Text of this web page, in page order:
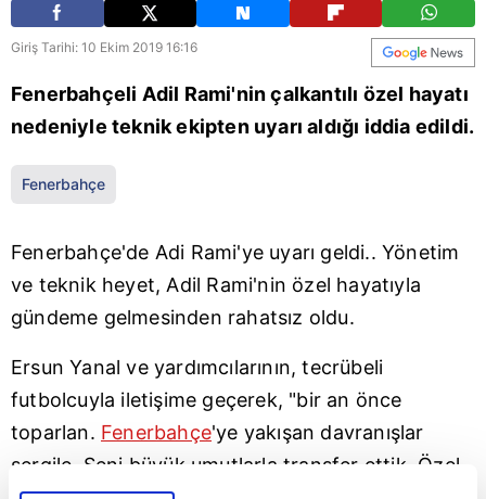
Giriş Tarihi: 10 Ekim 2019 16:16
Fenerbahçeli Adil Rami'nin çalkantılı özel hayatı
nedeniyle teknik ekipten uyarı aldığı iddia edildi.
Fenerbahçe
Fenerbahçe'de Adi Rami'ye uyarı geldi.. Yönetim
ve teknik heyet, Adil Rami'nin özel hayatıyla
gündeme gelmesinden rahatsız oldu.
Ersun Yanal ve yardımcılarının, tecrübeli
futbolcuyla iletişime geçerek, "bir an önce
toparlan. Fenerbahçe'ye yakışan davranışlar
sergile. Seni büyük umutlarla transfer ettik. Özel